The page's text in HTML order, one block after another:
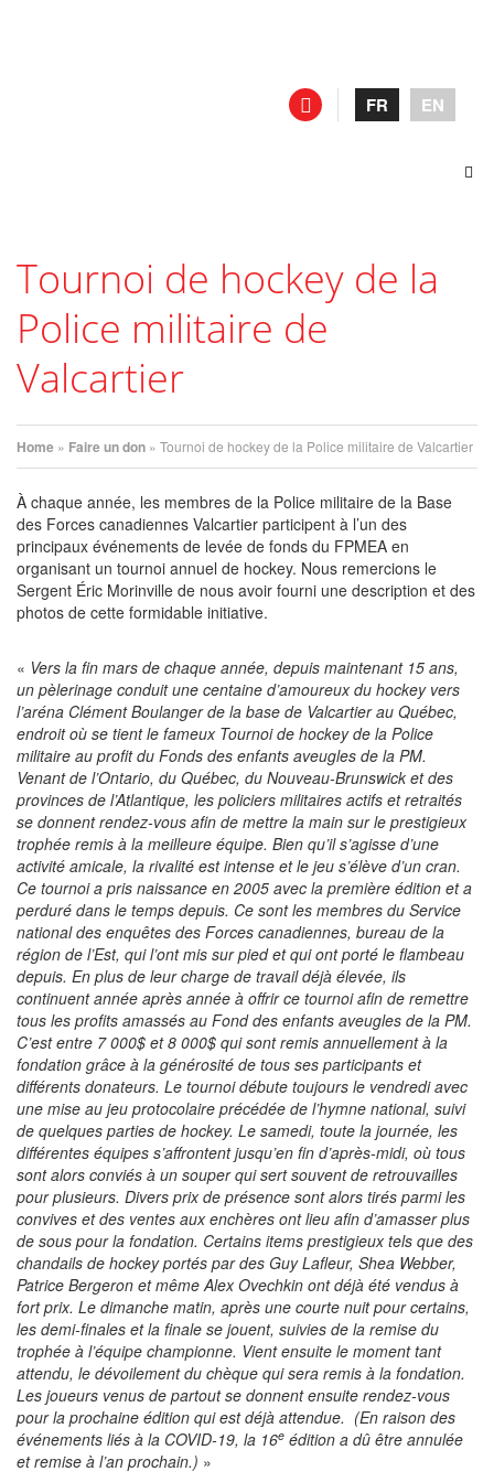
FR EN
Tournoi de hockey de la
Police militaire de
Valcartier
Home » Faire un don » Tournoi de hockey de la Police militaire de Valcartier
À chaque année, les membres de la Police militaire de la Base
des Forces canadiennes Valcartier participent à l’un des
principaux événements de levée de fonds du FPMEA en
organisant un tournoi annuel de hockey. Nous remercions le
Sergent Éric Morinville de nous avoir fourni une description et des
photos de cette formidable initiative.
« Vers la fin mars de chaque année, depuis maintenant 15 ans,
un pèlerinage conduit une centaine d’amoureux du hockey vers
l’aréna Clément Boulanger de la base de Valcartier au Québec,
endroit où se tient le fameux Tournoi de hockey de la Police
militaire au profit du Fonds des enfants aveugles de la PM.
Venant de l’Ontario, du Québec, du Nouveau-Brunswick et des
provinces de l’Atlantique, les policiers militaires actifs et retraités
se donnent rendez-vous afin de mettre la main sur le prestigieux
trophée remis à la meilleure équipe. Bien qu’il s’agisse d’une
activité amicale, la rivalité est intense et le jeu s’élève d’un cran.
Ce tournoi a pris naissance en 2005 avec la première édition et a
perduré dans le temps depuis. Ce sont les membres du Service
national des enquêtes des Forces canadiennes, bureau de la
région de l’Est, qui l’ont mis sur pied et qui ont porté le flambeau
depuis. En plus de leur charge de travail déjà élevée, ils
continuent année après année à offrir ce tournoi afin de remettre
tous les profits amassés au Fond des enfants aveugles de la PM.
C’est entre 7 000$ et 8 000$ qui sont remis annuellement à la
fondation grâce à la générosité de tous ses participants et
différents donateurs. Le tournoi débute toujours le vendredi avec
une mise au jeu protocolaire précédée de l’hymne national, suivi
de quelques parties de hockey. Le samedi, toute la journée, les
différentes équipes s’affrontent jusqu’en fin d’après-midi, où tous
sont alors conviés à un souper qui sert souvent de retrouvailles
pour plusieurs. Divers prix de présence sont alors tirés parmi les
convives et des ventes aux enchères ont lieu afin d’amasser plus
de sous pour la fondation. Certains items prestigieux tels que des
chandails de hockey portés par des Guy Lafleur, Shea Webber,
Patrice Bergeron et même Alex Ovechkin ont déjà été vendus à
fort prix. Le dimanche matin, après une courte nuit pour certains,
les demi-finales et la finale se jouent, suivies de la remise du
trophée à l’équipe championne. Vient ensuite le moment tant
attendu, le dévoilement du chèque qui sera remis à la fondation.
Les joueurs venus de partout se donnent ensuite rendez-vous
pour la prochaine édition qui est déjà attendue. (En raison des
événements liés à la COVID-19, la 16e édition a dû être annulée
et remise à l’an prochain.) »